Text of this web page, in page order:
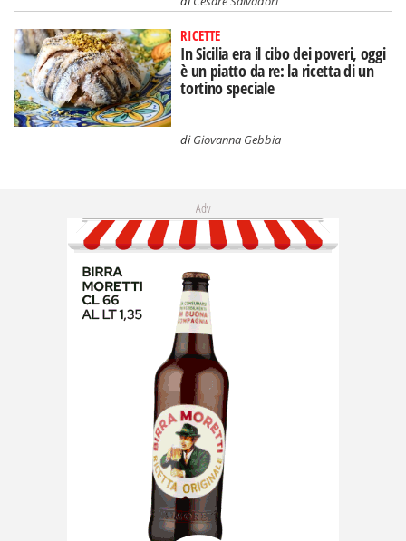
RICETTE
In Sicilia era il cibo dei poveri, oggi
è un piatto da re: la ricetta di un
tortino speciale
diGiovanna Gebbia
Adv